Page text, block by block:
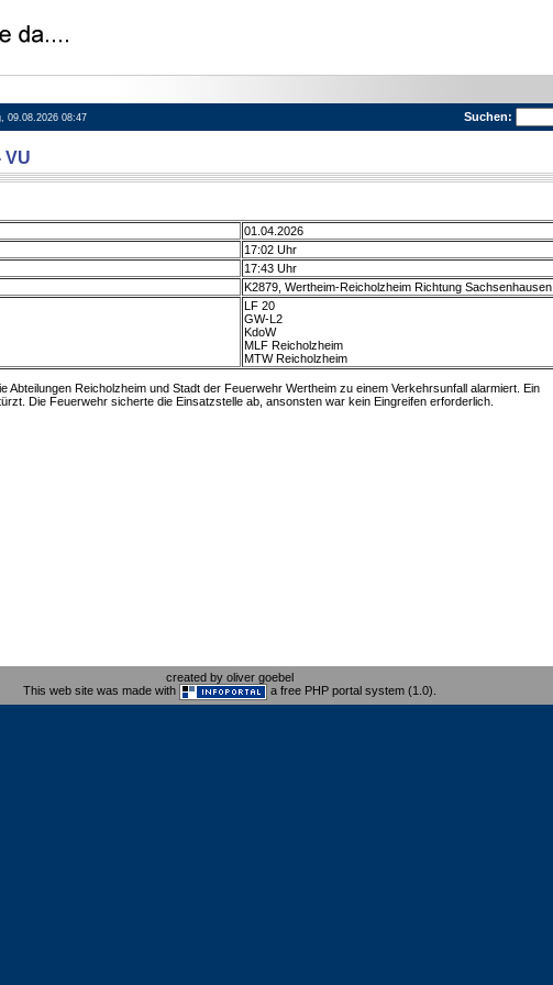
09.08.2026 08:47 Suchen:
VU
01.04.2026
17:02 Uhr
17:43 Uhr
K2879, Wertheim-Reicholzheim Richtung Sachsenhausen
LF 20
GW-L2
KdoW
MLF Reicholzheim
MTW Reicholzheim
Abteilungen Reicholzheim und Stadt der Feuerwehr Wertheim zu einem Verkehrsunfall alarmiert. Ein
Die Feuerwehr sicherte die Einsatzstelle ab, ansonsten war kein Eingreifen erforderlich.
created by oliver goebel
This web site was made with
a free PHP portal system (1.0).